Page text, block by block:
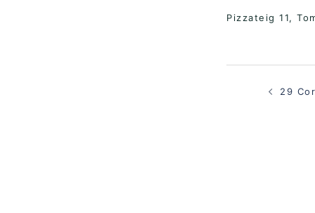
Pizzateig 11,
29